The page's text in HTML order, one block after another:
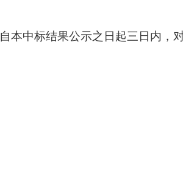
自本中标结果公示之日起三日内，